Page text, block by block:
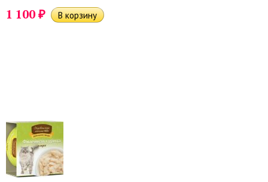
1 100₽